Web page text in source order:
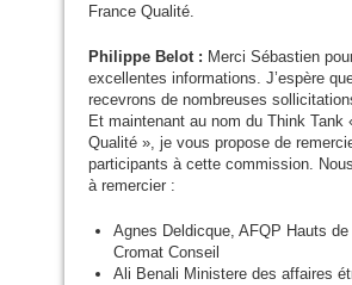
France Qualité.
Philippe Belot : Merci Sébastien
excellentes informations. J’espère
recevrons de nombreuses
Et maintenant au nom du Think Tank
Qualité », je vous propose de
participants à cette commission.
à remercier :
Agnes Deldicque, AFQP Hauts
Cromat Conseil
Ali Benali Ministere des affaires